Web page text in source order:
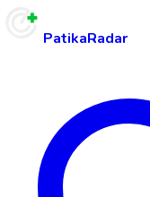
PatikaRadar